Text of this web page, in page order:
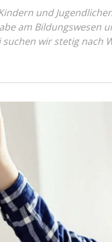
und
am Bildungswesen
wir stetig nach